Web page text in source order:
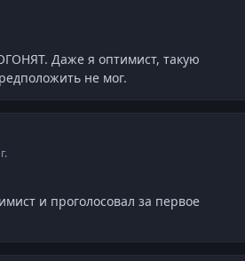
Даже я оптимист, такую
не мог.
и проголосовал за первое